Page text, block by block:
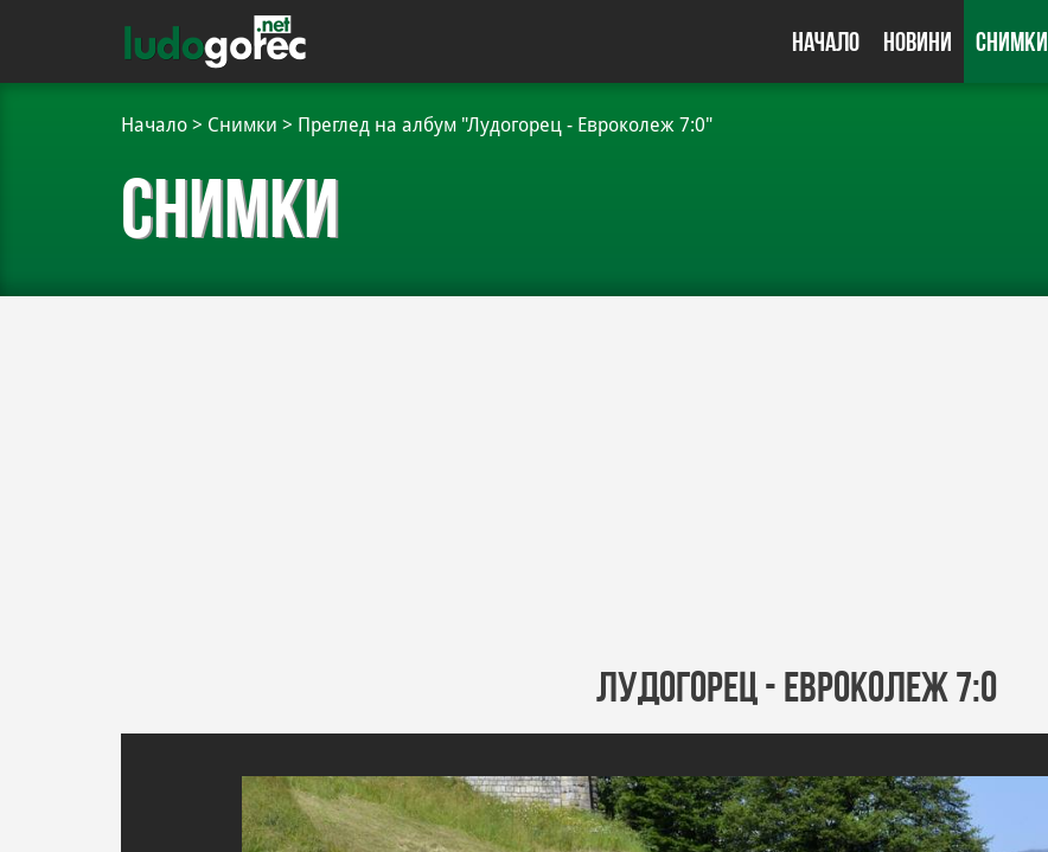
Начало Новини Снимки
Начало > Снимки > Преглед на албум "Лудогорец - Евроколеж 7:0"
Снимки
Лудогорец - Евроколеж 7:0